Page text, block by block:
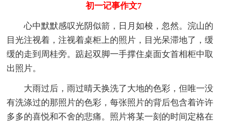
初一记事作文7
心中默默感叹光阴似箭，日月如梭，忽然。浣山的
目光注视着，注视着桌柜上的照片，目光呆滞地了，缓
缓的走到周桂旁。踮起双脚一手撑住桌面女首相柜中取
出照片。
大雨过后，雨过晴天换洗了大地的色彩，但唯一没
有洗涤过的那照片的色彩，每张照片的背后包含着许许
多多的喜悦和不舍的悲痛。照片将某一刻的时间定格在